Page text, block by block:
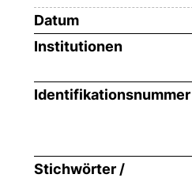
Datum
Institutionen
Identifikationsnummer
Stichwörter /